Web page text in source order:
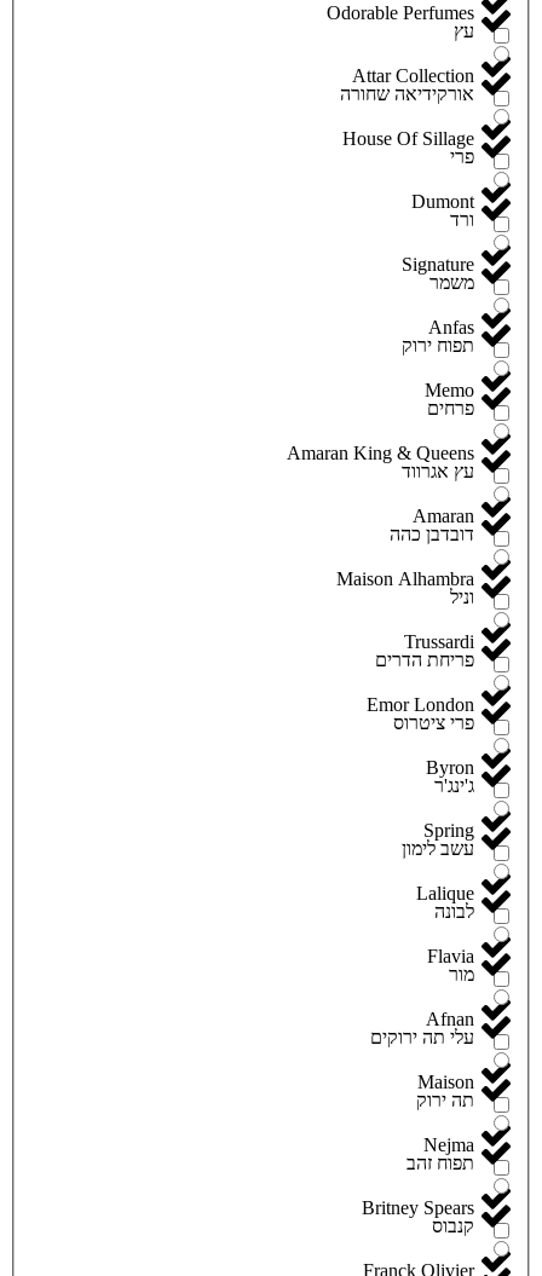
Odorable Perfumes
Attar Collection
House Of Sillage
Dumont
Signature
Anfas
Memo
Amaran King & Queens
Amaran
Maison Alhambra
Trussardi
Emor London
Byron
Spring
Lalique
Flavia
Afnan
Maison
Nejma
Britney Spears
Franck Olivier
עץ
אורקידיאה שחורה
פרי
ורד
משמר
תפוח ירוק
פרחים
עץ אגרווד
דובדבן כהה
וניל
פריחת הדרים
פרי ציטרוס
ג'ינג'ר
עשב לימון
לבונה
מור
עלי תה ירוקים
תה ירוק
תפוח זהב
קנבוס